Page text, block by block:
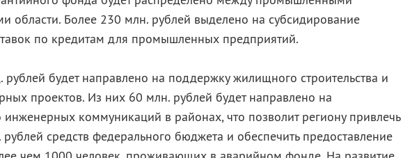
области. Более 230 млн. рублей выделено на субсидирование
по кредитам для промышленных предприятий.
будет направлено на поддержку жилищного строительства и
проектов. Из них 60 млн. рублей будет направлено на
инженерных коммуникаций в районах, что позволит региону привлечь
средств федерального бюджета и обеспечить предоставление